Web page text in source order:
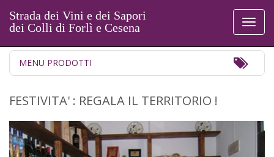
Strada dei Vini e dei Sapori
dei Colli di Forlì e Cesena
MENU PRODOTTI
FESTIVITA' : REGALA IL TERRITORIO !